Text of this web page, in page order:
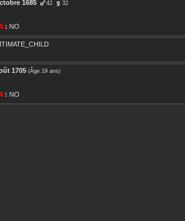
1685 42 32
: NO
1705 (Âge 19 ans)
: NO